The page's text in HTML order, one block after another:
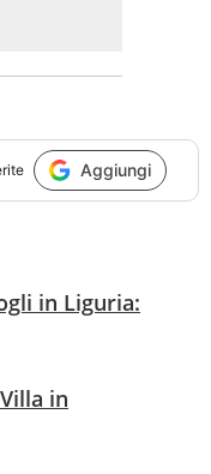
Aggiungi
in Liguria:
in